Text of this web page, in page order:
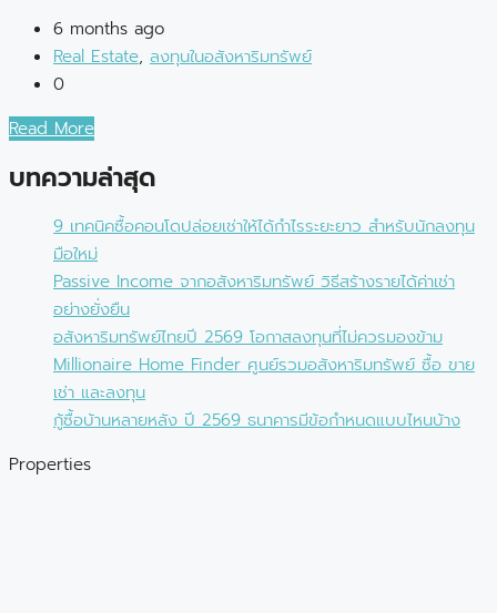
6 months ago
Real Estate, ลงทุนในอสังหาริมทรัพย์
0
Read More
บทความล่าสุด
9 เทคนิคซื้อคอนโดปล่อยเช่าให้ได้กำไรระยะยาว สำหรับนักลงทุน
มือใหม่
Passive Income จากอสังหาริมทรัพย์ วิธีสร้างรายได้ค่าเช่า
อย่างยั่งยืน
อสังหาริมทรัพย์ไทยปี 2569 โอกาสลงทุนที่ไม่ควรมองข้าม
Millionaire Home Finder ศูนย์รวมอสังหาริมทรัพย์ ซื้อ ขาย
เช่า และลงทุน
กู้ซื้อบ้านหลายหลัง ปี 2569 ธนาคารมีข้อกำหนดแบบไหนบ้าง
Properties